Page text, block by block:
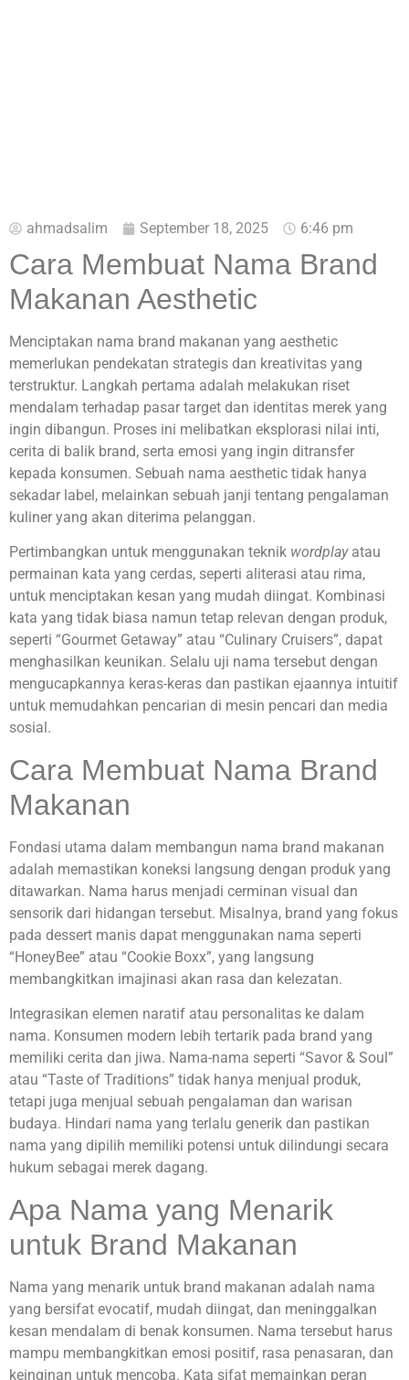
ahmadsalim September 18, 2025 6:46 pm
Cara Membuat Nama Brand
Makanan Aesthetic
Menciptakan nama brand makanan yang aesthetic
memerlukan pendekatan strategis dan kreativitas yang
terstruktur. Langkah pertama adalah melakukan riset
mendalam terhadap pasar target dan identitas merek yang
ingin dibangun. Proses ini melibatkan eksplorasi nilai inti,
cerita di balik brand, serta emosi yang ingin ditransfer
kepada konsumen. Sebuah nama aesthetic tidak hanya
sekadar label, melainkan sebuah janji tentang pengalaman
kuliner yang akan diterima pelanggan.
Pertimbangkan untuk menggunakan teknik wordplayatau
permainan kata yang cerdas, seperti aliterasi atau rima,
untuk menciptakan kesan yang mudah diingat. Kombinasi
kata yang tidak biasa namun tetap relevan dengan produk,
seperti “Gourmet Getaway” atau “Culinary Cruisers”, dapat
menghasilkan keunikan. Selalu uji nama tersebut dengan
mengucapkannya keras-keras dan pastikan ejaannya intuitif
untuk memudahkan pencarian di mesin pencari dan media
sosial.
Cara Membuat Nama Brand
Makanan
Fondasi utama dalam membangun nama brand makanan
adalah memastikan koneksi langsung dengan produk yang
ditawarkan. Nama harus menjadi cerminan visual dan
sensorik dari hidangan tersebut. Misalnya, brand yang fokus
pada dessert manis dapat menggunakan nama seperti
“HoneyBee” atau “Cookie Boxx”, yang langsung
membangkitkan imajinasi akan rasa dan kelezatan.
Integrasikan elemen naratif atau personalitas ke dalam
nama. Konsumen modern lebih tertarik pada brand yang
memiliki cerita dan jiwa. Nama-nama seperti “Savor & Soul”
atau “Taste of Traditions” tidak hanya menjual produk,
tetapi juga menjual sebuah pengalaman dan warisan
budaya. Hindari nama yang terlalu generik dan pastikan
nama yang dipilih memiliki potensi untuk dilindungi secara
hukum sebagai merek dagang.
Apa Nama yang Menarik
untuk Brand Makanan
Nama yang menarik untuk brand makanan adalah nama
yang bersifat evocatif, mudah diingat, dan meninggalkan
kesan mendalam di benak konsumen. Nama tersebut harus
mampu membangkitkan emosi positif, rasa penasaran, dan
keinginan untuk mencoba. Kata sifat memainkan peran